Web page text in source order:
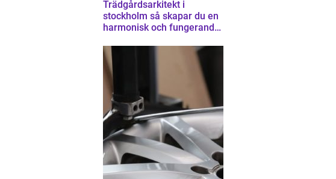
Trädgårdsarkitekt i
stockholm så skapar du en
harmonisk och fungerande